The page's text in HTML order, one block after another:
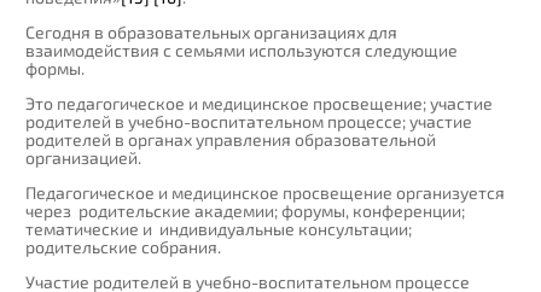
Сегодня в образовательных организациях для
взаимодействия с семьями используются следующие
формы.
Это педагогическое и медицинское просвещение; участие
родителей в учебно-воспитательном процессе; участие
родителей в органах управления образовательной
организацией.
Педагогическое и медицинское просвещение организуется
через родительские академии; форумы, конференции;
тематические и индивидуальные консультации;
родительские собрания.
Участие родителей в учебно-воспитательном процессе